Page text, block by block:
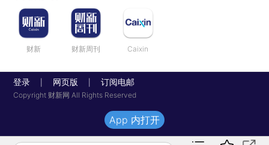
财新 财新周刊 Caixin
登录 网页版 订阅电邮
Copyright 财新网 All Rights Reserved
App 内打开